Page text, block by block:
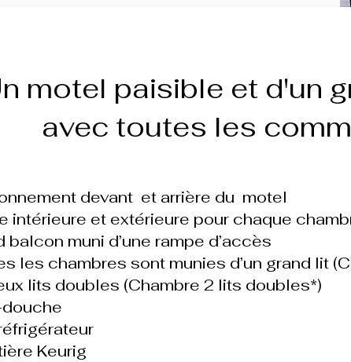
motel paisible et d'un
avec toutes les
devant et arrière du motel
intérieure et extérieure pour chaque
balcon muni d’une rampe d’accès
les chambres sont munies d’un grand lit
lits doubles (Chambre 2 lits doubles*)
Keurig